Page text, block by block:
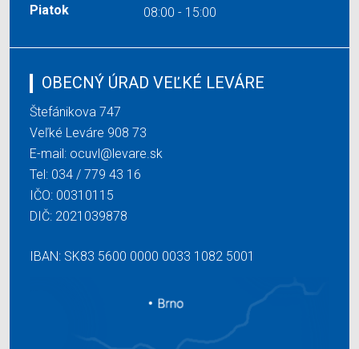
Piatok
08:00 - 15:00
OBECNÝ ÚRAD VEĽKÉ LEVÁRE
Štefánikova 747
Veľké Leváre 908 73
E-mail: ocuvl@levare.sk
Tel: 034 / 779 43 16
IČO: 00310115
DIČ: 2021039878
IBAN: SK83 5600 0000 0033 1082 5001